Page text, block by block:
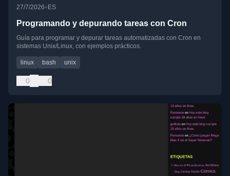
27/7/2026•ES
Programando y depurando tareas con Cron
Guía para programar y depurar tareas automatizadas con Cron en
sistemas Unix/Linux, con ejemplos prácticos.
linux bash unix
0 0